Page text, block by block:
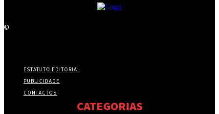
©
ESTATUTO EDITORIAL
PUBLICIDADE
CONTACTOS
CATEGORIAS